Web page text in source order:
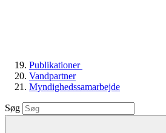
Publikationer
Vandpartner
Myndighedssamarbejde
Søg